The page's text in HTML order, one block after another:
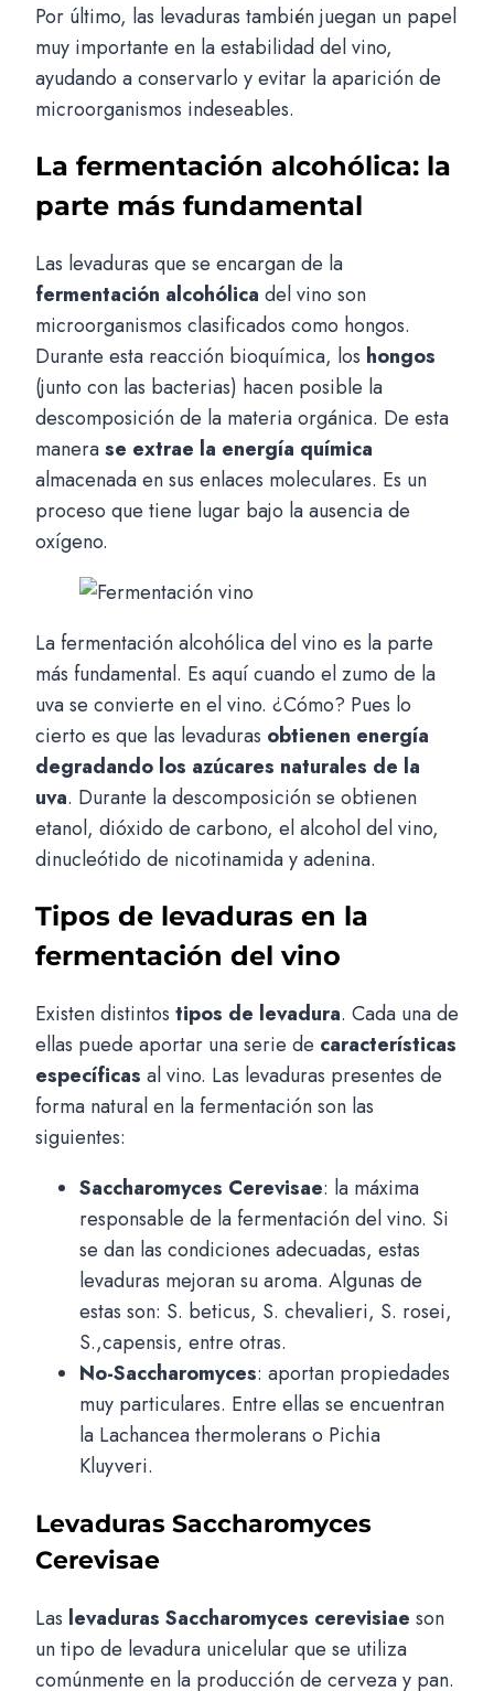
Por último, las levaduras también juegan un papel
muy importante en la estabilidad del vino,
ayudando a conservarlo y evitar la aparición de
microorganismos indeseables.
La fermentación alcohólica: la
parte más fundamental
Las levaduras que se encargan de la
fermentación alcohólica del vino son
microorganismos clasificados como hongos.
Durante esta reacción bioquímica, los hongos
(junto con las bacterias) hacen posible la
descomposición de la materia orgánica. De esta
manerase extrae la energía química
almacenada en sus enlaces moleculares. Es un
proceso que tiene lugar bajo la ausencia de
oxígeno.
La fermentación alcohólica del vino es la parte
más fundamental. Es aquí cuando el zumo de la
uva se convierte en el vino. ¿Cómo? Pues lo
cierto es que las levaduras obtienen energía
degradando los azúcares naturales de la
uva. Durante la descomposición se obtienen
etanol, dióxido de carbono, el alcohol del vino,
dinucleótido de nicotinamida y adenina.
Tipos de levaduras en la
fermentación del vino
Existen distintos tipos de levadura. Cada una de
ellas puede aportar una serie de características
específicas al vino. Las levaduras presentes de
forma natural en la fermentación son las
siguientes:
Saccharomyces Cerevisae: la máxima
responsable de la fermentación del vino. Si
se dan las condiciones adecuadas, estas
levaduras mejoran su aroma. Algunas de
estas son: S. beticus, S. chevalieri, S. rosei,
S.,capensis, entre otras.
No-Saccharomyces: aportan propiedades
muy particulares. Entre ellas se encuentran
la Lachancea thermolerans o Pichia
Kluyveri.
Levaduras Saccharomyces
Cerevisae
Las levaduras Saccharomyces cerevisiae son
un tipo de levadura unicelular que se utiliza
comúnmente en la producción de cerveza y pan.